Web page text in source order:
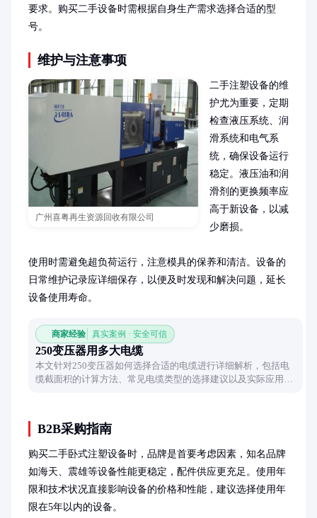
要求。购买二手设备时需根据自身生产需求选择合适的型
号。
维护与注意事项
广州喜粤再生资源回收有限公司
二手注塑设备的维
护尤为重要，定期
检查液压系统、润
滑系统和电气系
统，确保设备运行
稳定。液压油和润
滑剂的更换频率应
高于新设备，以减
少磨损。
使用时需避免超负荷运行，注意模具的保养和清洁。设备的
日常维护记录应详细保存，以便及时发现和解决问题，延长
设备使用寿命。
商家经验 真实案例 · 安全可信
250变压器用多大电缆
本文针对250变压器如何选择合适的电缆进行详细解析，包括电
缆截面积的计算方法、常见电缆类型的选择建议以及实际应用中
B2B采购指南
购买二手卧式注塑设备时，品牌是首要考虑因素，知名品牌
如海天、震雄等设备性能更稳定，配件供应更充足。使用年
限和技术状况直接影响设备的价格和性能，建议选择使用年
限在5年以内的设备。